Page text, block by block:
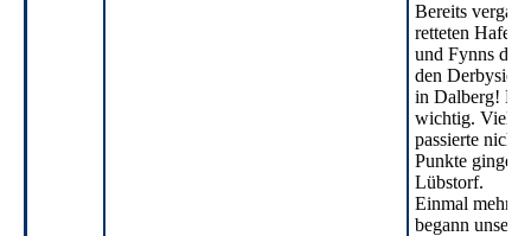
Bereits
retteten
und Fynns
den Derbysieg
in Dalberg!
wichtig. Viel
passierte
Punkte gingen
Lübstorf.
Einmal mehr
begann unser